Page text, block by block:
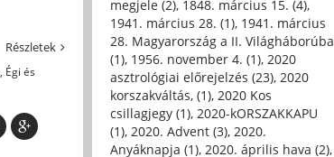
Részletek
, Égi és
megjele (2), 1848. március 15. (4),
1941. március 28. (1), 1941. március
28. Magyarország a II. Világháborúba
(1), 1956. november 4. (1), 2020
asztrológiai előrejelzés (23), 2020
korszakváltás, (1), 2020 Kos
csillagjegy (1), 2020-kORSZAKKAPU
(1), 2020. Advent (3), 2020.
Anyáknapja (1), 2020. április hava (2),